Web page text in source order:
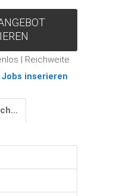
| Reichweite
inserieren